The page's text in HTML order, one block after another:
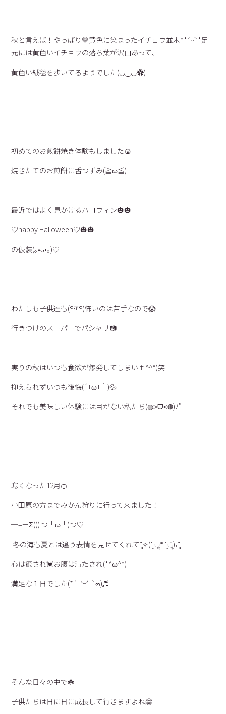
秋と言えば！やっぱり💛黄色に染まったイチョウ並木**ˊᵕˋ*足
元には黄色いイチョウの落ち葉が沢山あって、
黄色い絨毯を歩いてるようでした(◡‿◡ฺ✿)
初めてのお煎餅焼き体験もしました🍘
焼きたてのお煎餅に舌つずみ(≧ω≦)
最近ではよく見かけるハロウィン🎃🎃
♡happy Halloween♡🎃🎃
の仮装(｡•ᴗ•｡)♡
わたしも子供達も(꒪ཀ꒪)怖いのは苦手なので😱
行きつけのスーパーでパシャリ📷
実りの秋はいつも食欲が爆発してしまいｆ^^*)笑
抑えられずいつも後悔(´+ω+｀)💦
それでも美味しい体験には目がない私たち(◍˃̶ᗜ˂̶◍)ﾉ”
寒くなった12月🍊
小田原の方までみかん狩りに行って来ました！
─=≡Σ((( つ╹ω╹)つ♡
冬の海も夏とは違う表情を見せてくれて῍̻̩✧(´͈ ૢᐜ `͈ૢ)˖῍̻̩
心は癒され💓お腹は満たされ(*^ω^*)
満足な１日でした(*´╰╯`๓)♬
そんな日々の中で☘️
子供たちは日に日に成長して行きますよね🤗